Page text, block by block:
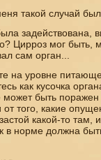
такой случай
Цирроз мог быть,
сам орган...
на уровне
как кусочка
может быть
того, какие
какой-то там,
в норме должна